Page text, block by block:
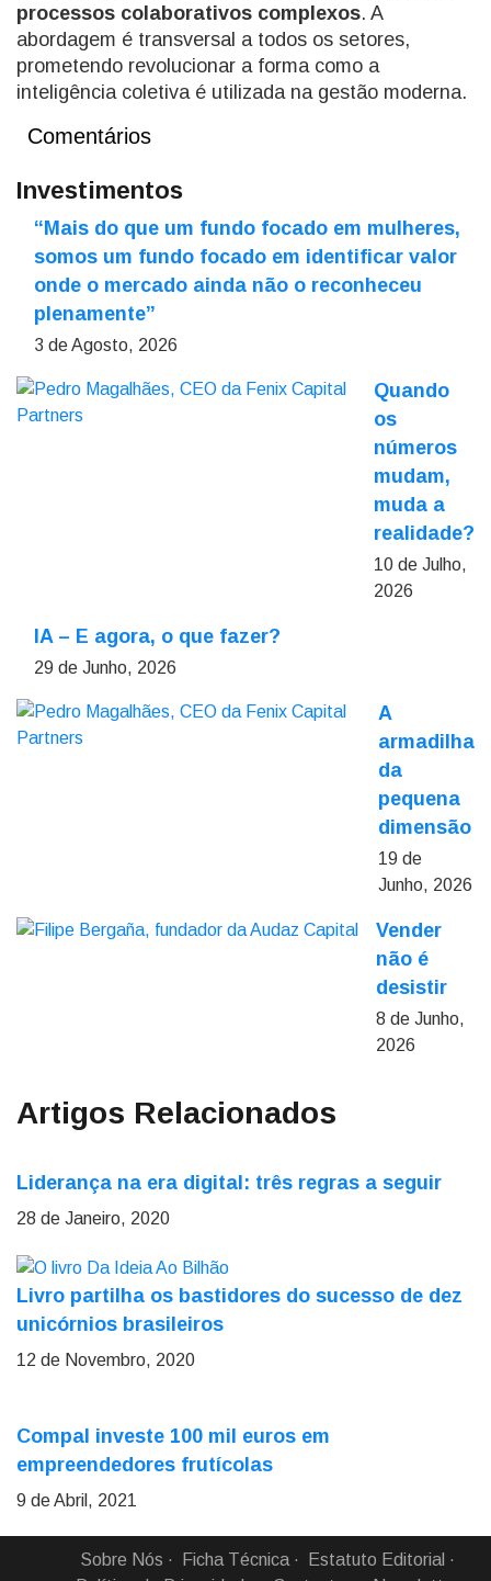
processos colaborativos complexos. A
abordagem é transversal a todos os setores,
prometendo revolucionar a forma como a
inteligência coletiva é utilizada na gestão moderna.
Comentários
Investimentos
“Mais do que um fundo focado em mulheres,
somos um fundo focado em identificar valor
onde o mercado ainda não o reconheceu
plenamente”
3 de Agosto, 2026
Quando
os
números
mudam,
muda a
realidade?
10 de Julho,
2026
IA – E agora, o que fazer?
29 de Junho, 2026
A
armadilha
da
pequena
dimensão
19 de
Junho, 2026
Vender
não é
desistir
8 de Junho,
2026
Artigos Relacionados
Liderança na era digital: três regras a seguir
28 de Janeiro, 2020
Livro partilha os bastidores do sucesso de dez
unicórnios brasileiros
12 de Novembro, 2020
Compal investe 100 mil euros em
empreendedores frutícolas
9 de Abril, 2021
Sobre Nós Ficha Técnica
Estatuto Editorial